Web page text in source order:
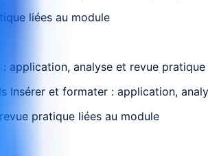
liées au module
analyse et revue
Insérer et formater : application,
pratique liées au module